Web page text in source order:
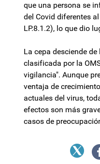
que una persona se
del Covid diferentes
LP.8.1.2), lo que dio
La cepa desciende
clasificada por la
vigilancia". Aunque
ventaja de
actuales del virus,
efectos son más
casos de